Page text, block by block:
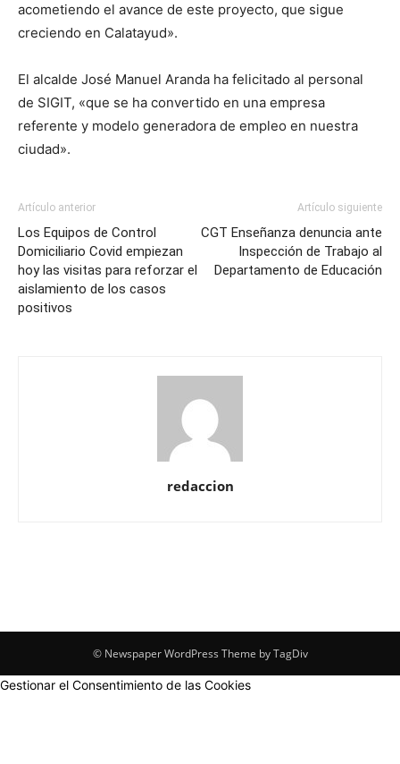
acometiendo el avance de este proyecto, que sigue
creciendo en Calatayud».
El alcalde José Manuel Aranda ha felicitado al personal
de SIGIT, «que se ha convertido en una empresa
referente y modelo generadora de empleo en nuestra
ciudad».
Artículo anterior
Los Equipos de Control
Domiciliario Covid empiezan
hoy las visitas para reforzar el
aislamiento de los casos
positivos
Artículo siguiente
CGT Enseñanza denuncia ante
Inspección de Trabajo al
Departamento de Educación
redaccion
© Newspaper WordPress Theme by TagDiv
Gestionar el Consentimiento de las Cookies